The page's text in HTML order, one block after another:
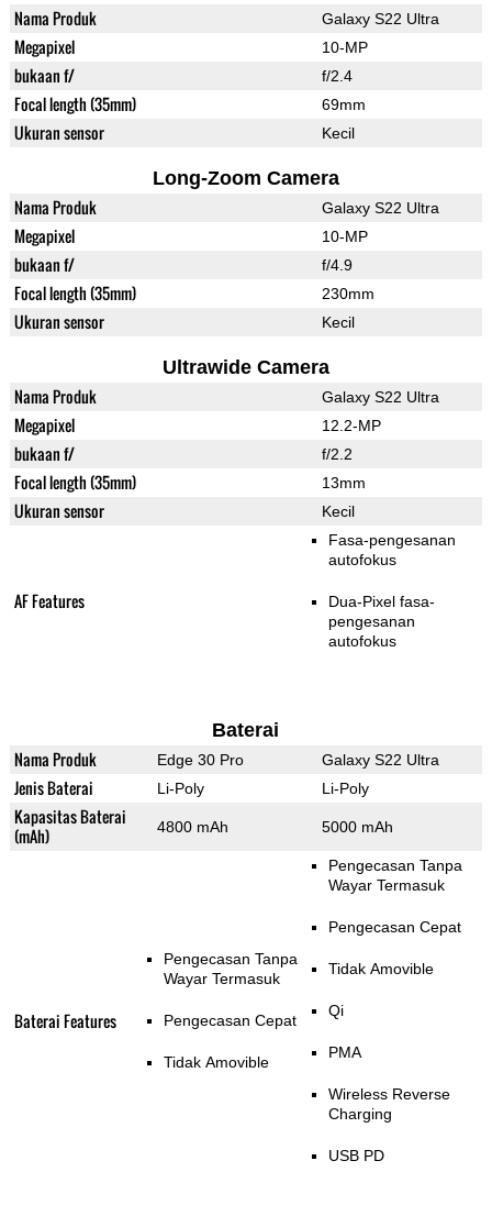
Nama Produk Galaxy S22 Ultra
Megapixel 10-MP
bukaan f/ f/2.4
Focal length (35mm) 69mm
Ukuran sensor Kecil
Long-Zoom Camera
Nama Produk Galaxy S22 Ultra
Megapixel 10-MP
bukaan f/ f/4.9
Focal length (35mm) 230mm
Ukuran sensor Kecil
Ultrawide Camera
Nama Produk Galaxy S22 Ultra
Megapixel 12.2-MP
bukaan f/ f/2.2
Focal length (35mm) 13mm
Ukuran sensor Kecil
AF Features
Fasa-pengesanan
autofokus
Dua-Pixel fasa-
pengesanan
autofokus
Baterai
Nama Produk Edge 30 Pro Galaxy S22 Ultra
Jenis Baterai Li-Poly Li-Poly
Kapasitas Baterai
(mAh)
4800 mAh 5000 mAh
Baterai Features
Pengecasan Tanpa
Wayar Termasuk
Pengecasan Cepat
Tidak Amovible
Pengecasan Tanpa
Wayar Termasuk
Pengecasan Cepat
Tidak Amovible
Qi
PMA
Wireless Reverse
Charging
USB PD